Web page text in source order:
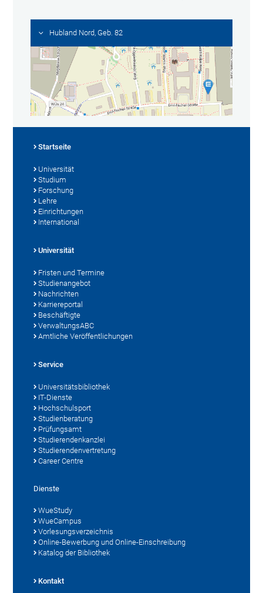
Hubland Nord, Geb. 82
Startseite
Universität
Studium
Forschung
Lehre
Einrichtungen
International
Universität
Fristen und Termine
Studienangebot
Nachrichten
Karriereportal
Beschäftigte
VerwaltungsABC
Amtliche Veröffentlichungen
Service
Universitätsbibliothek
IT-Dienste
Hochschulsport
Studienberatung
Prüfungsamt
Studierendenkanzlei
Studierendenvertretung
Career Centre
Dienste
WueStudy
WueCampus
Vorlesungsverzeichnis
Online-Bewerbung und Online-Einschreibung
Katalog der Bibliothek
Kontakt